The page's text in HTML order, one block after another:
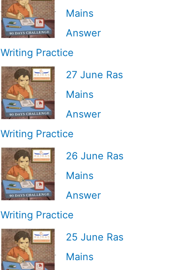
Mains
Answer
Writing Practice
27 June Ras
Mains
Answer
Writing Practice
26 June Ras
Mains
Answer
Writing Practice
25 June Ras
Mains